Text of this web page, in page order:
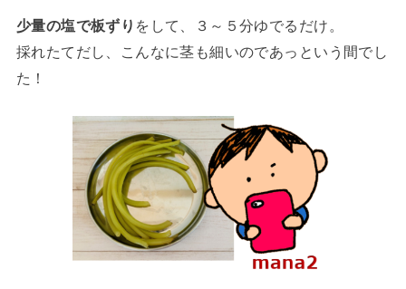
少量の塩で板ずり をして、３～５分ゆでるだけ。
採れたてだし、こんなに茎も細いのであっという間でし
た！